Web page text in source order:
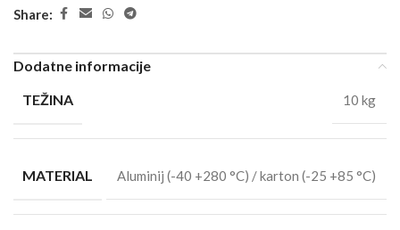
Share:
Dodatne informacije
TEŽINA
10 kg
MATERIAL Aluminij (-40 +280 °C) / karton (-25 +85 °C)